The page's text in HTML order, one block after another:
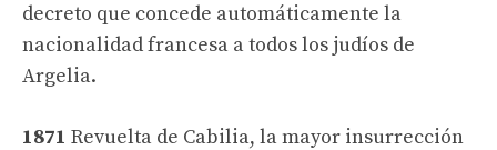
decreto que concede automáticamente la
nacionalidad francesa a todos los judíos de
Argelia.
1871 Revuelta de Cabilia, la mayor insurrección